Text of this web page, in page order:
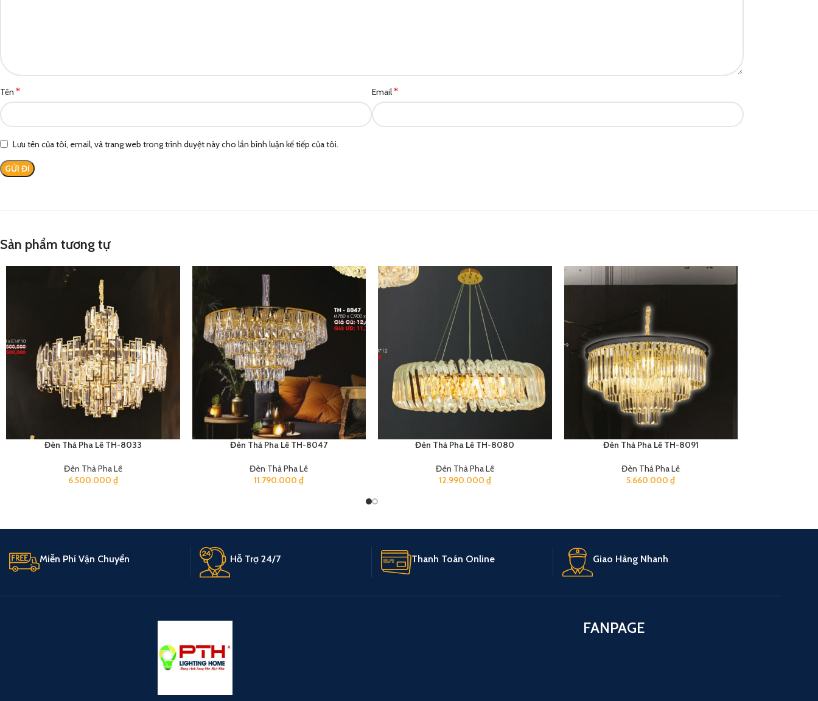
Tên * Email*
Lưu tên của tôi, email, và trang web trong trình duyệt này cho lần bình luận kế tiếp của tôi.
Sản phẩm tương tự
Đèn Thả Pha Lê TH-8033
Đèn Thả Pha Lê
6.500.000 ₫
Đèn Thả Pha Lê TH-8047
Đèn Thả Pha Lê
11.790.000₫
Đèn Thả Pha Lê TH-8080
Đèn Thả Pha Lê
12.990.000 ₫
Đèn Thả Pha Lê TH-8091
Đèn Thả Pha Lê
5.660.000₫
Miễn Phí Vận Chuyển Hỗ Trợ 24/7 Thanh Toán Online Giao Hàng Nhanh
FANPAGE